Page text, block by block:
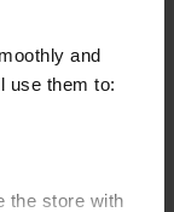
and
use them to:
the store with